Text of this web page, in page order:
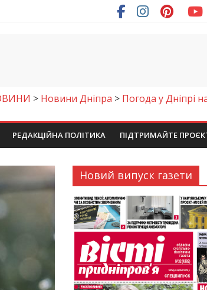
монастиря (Фото)
> Новини Дніпра > Погода у Дніпрі
РЕДАКЦІЙНА ПОЛІТИКА ПІДТРИМАЙТЕ
Новий випуск газети